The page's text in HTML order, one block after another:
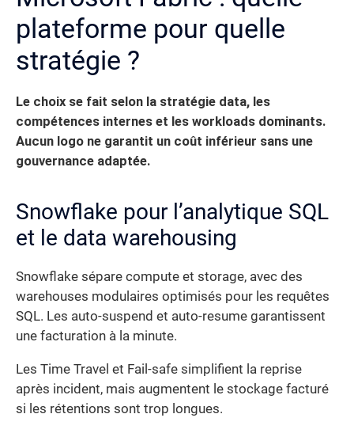
plateforme pour quelle
stratégie ?
Le choix se fait selon la stratégie data, les
compétences internes et les workloads dominants.
Aucun logo ne garantit un coût inférieur sans une
gouvernance adaptée.
Snowflake pour l’analytique SQL
et le data warehousing
Snowflake sépare compute et storage, avec des
warehouses modulaires optimisés pour les requêtes
SQL. Les auto-suspend et auto-resume garantissent
une facturation à la minute.
Les Time Travel et Fail-safe simplifient la reprise
après incident, mais augmentent le stockage facturé
si les rétentions sont trop longues.